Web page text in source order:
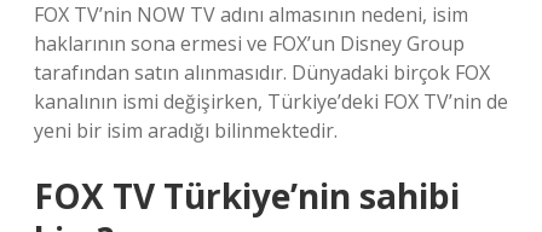
FOX TV’nin NOW TV adını almasının nedeni, isim
haklarının sona ermesi ve FOX’un Disney Group
tarafından satın alınmasıdır. Dünyadaki birçok FOX
kanalının ismi değişirken, Türkiye’deki FOX TV’nin de
yeni bir isim aradığı bilinmektedir.
FOX TV Türkiye’nin sahibi